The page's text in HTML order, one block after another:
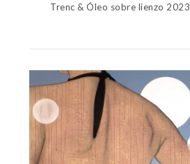
Trenc & Óleo sobre lienzo 2023